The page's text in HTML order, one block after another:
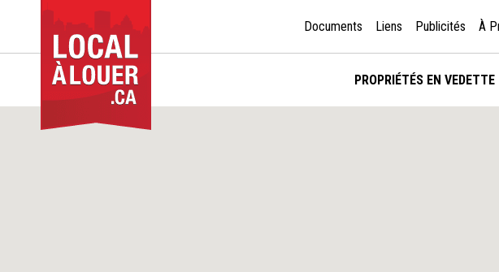
Documents Liens Publicités À
PROPRIÉTÉS EN VEDETTE